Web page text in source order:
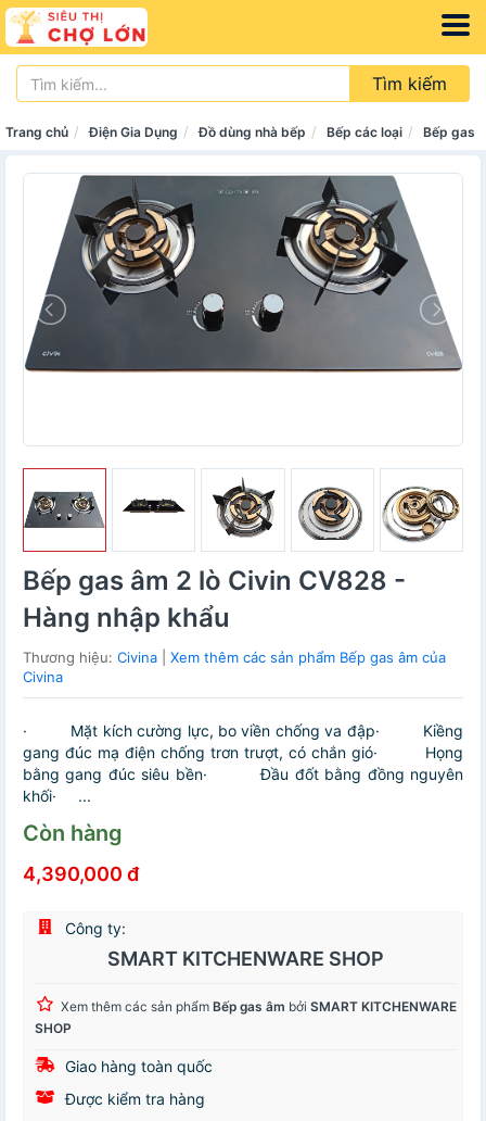
Tìm kiếm
Trang chủ Điện Gia Dụng Đồ dùng nhà bếp Bếp các loại Bếp gas
Bếp gas âm 2 lò Civin CV828 -
Hàng nhập khẩu
Thương hiệu: Civina
Xem thêm các sản phẩm Bếp gas âm của
Civina
· Mặt kích cường lực, bo viền chống va đập· Kiềng
gang đúc mạ điện chống trơn trượt, có chắn gió· Họng
bằng gang đúc siêu bền· Đầu đốt bằng đồng nguyên
khối· ...
Còn hàng
4,390,000 đ
Công ty:
SMART KITCHENWARE SHOP
Xem thêm các sản phẩm Bếp gas âm bởi SMART KITCHENWARE
SHOP
Giao hàng toàn quốc
Được kiểm tra hàng